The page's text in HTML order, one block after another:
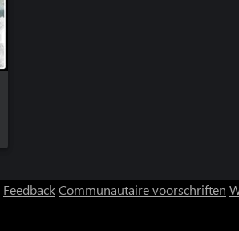
FeedbackCommunautaire voorschriften